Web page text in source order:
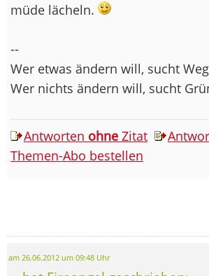
müde lächeln.
--
Wer etwas ändern will, sucht
Wer nichts ändern will, sucht
Antworten ohne Zitat
Themen-Abo bestellen
am 26.06.2012 um 09:48 Uhr